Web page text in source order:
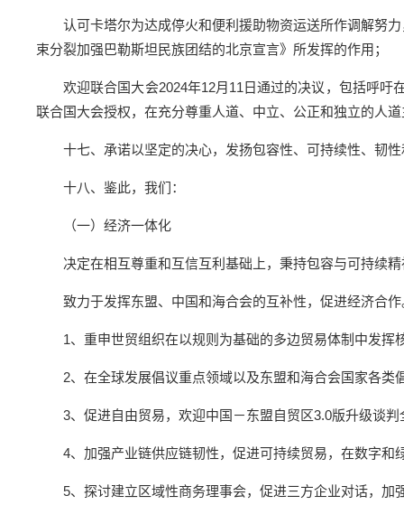
认可卡塔尔为达成停火和便利援助物资运送所作调解努
束分裂加强巴勒斯坦民族团结的北京宣言》所发挥的作用；
欢迎联合国大会2024年12月11日通过的决议，包括呼
联合国大会授权，在充分尊重人道、中立、公正和独立的人
十七、承诺以坚定的决心，发扬包容性、可持续性、韧
十八、鉴此，我们：
（一）经济一体化
决定在相互尊重和互信互利基础上，秉持包容与可持续
致力于发挥东盟、中国和海合会的互补性，促进经济合
1、重申世贸组织在以规则为基础的多边贸易体制中发
2、在全球发展倡议重点领域以及东盟和海合会国家各
3、促进自由贸易，欢迎中国－东盟自贸区3.0版升级谈
4、加强产业链供应链韧性，促进可持续贸易，在数字
5、探讨建立区域性商务理事会，促进三方企业对话，加